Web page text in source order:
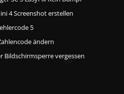
4 Screenshot erstellen
5
ändern
Bildschirmsperre vergessen